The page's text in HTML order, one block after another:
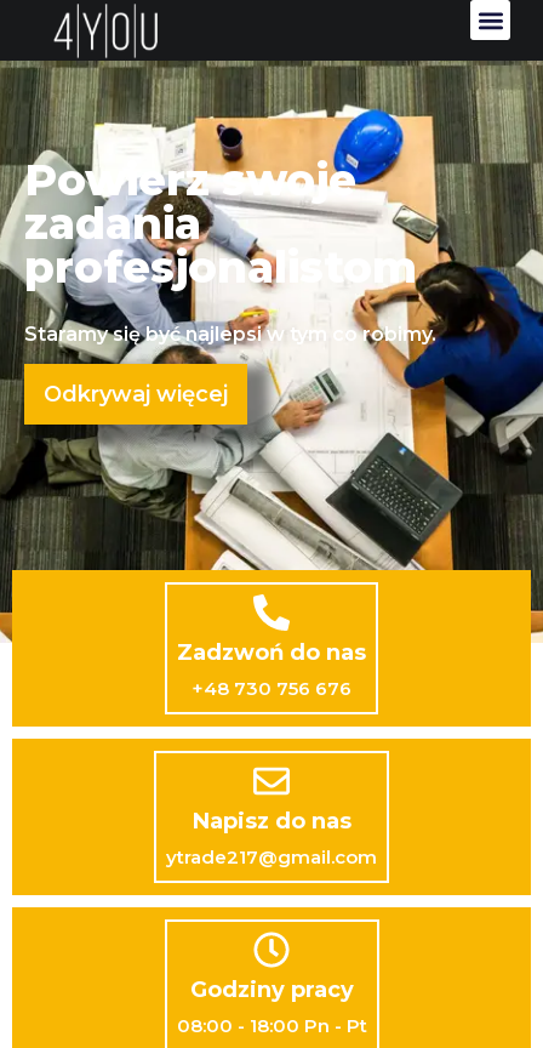
Powierz swoje
zadania
profesjonalistom
Staramy się być najlepsi w tym co robimy.
Odkrywaj więcej
Zadzwoń do nas
+48 730 756 676
Napisz do nas
ytrade217@gmail.com
Godziny pracy
08:00 - 18:00 Pn - Pt